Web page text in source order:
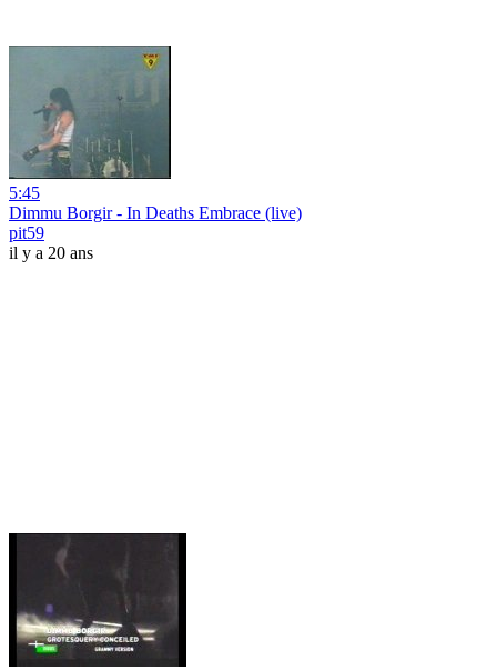
5:45
Dimmu Borgir - In Deaths Embrace (live)
pit59
il y a 20 ans